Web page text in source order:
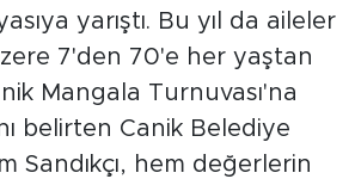
yarıştı. Bu yıl da aileler
7'den 70'e her yaştan
Mangala Turnuvası'na
belirten Canik Belediye
Sandıkçı, hem değerlerin